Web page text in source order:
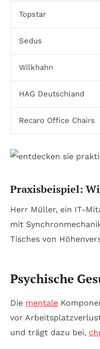
Topstar
Sedus
Wilkhahn
HAG Deutschland
Recaro Office Chairs
Praxisbeispiel:
Herr Müller, ein IT-
mit
Tisches von
Psychische
Die mentale
vor
und trägt dazu bei,